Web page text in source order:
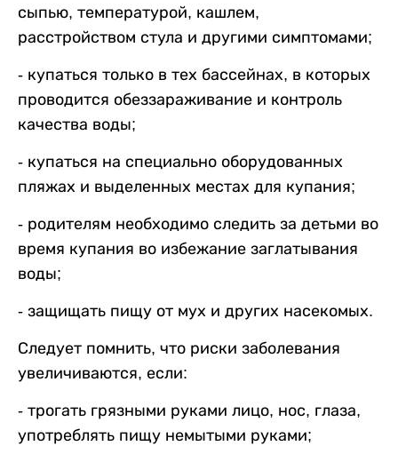
сыпью, температурой, кашлем,
расстройством стула и другими симптомами;
- купаться только в тех бассейнах, в которых
проводится обеззараживание и контроль
качества воды;
- купаться на специально оборудованных
пляжах и выделенных местах для купания;
- родителям необходимо следить за детьми во
время купания во избежание заглатывания
воды;
- защищать пищу от мух и других насекомых.
Следует помнить, что риски заболевания
увеличиваются, если:
- трогать грязными руками лицо, нос, глаза,
употреблять пищу немытыми руками;